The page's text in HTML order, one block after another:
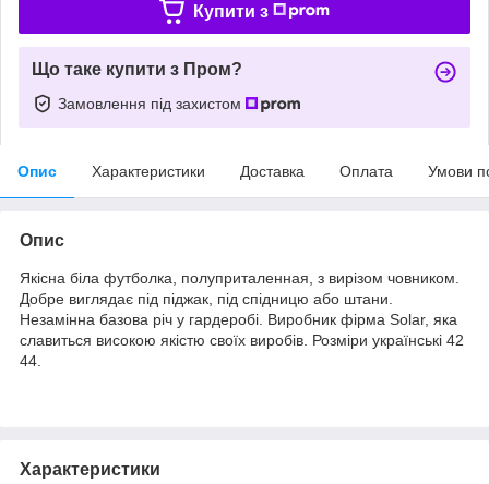
Купити з
Що таке купити з Пром?
Замовлення під захистом
Опис Характеристики Доставка Оплата Умови
Опис
Якісна біла футболка, полуприталенная, з вирізом човником.
Добре виглядає під піджак, під спідницю або штани.
Незамінна базова річ у гардеробі. Виробник фірма Solar, яка
славиться високою якістю своїх виробів. Розміри українські 42
44.
Характеристики